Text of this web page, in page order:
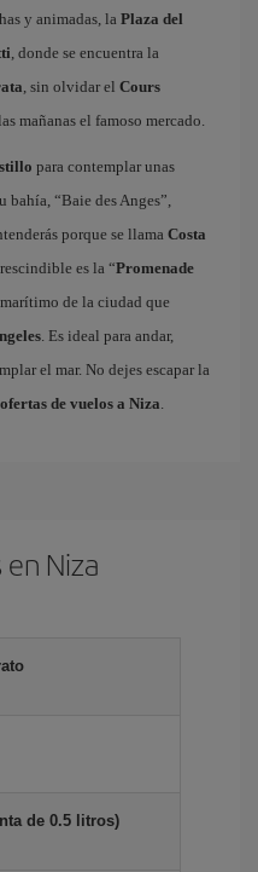
y animadas, la Plaza del
, donde se encuentra la
, sin olvidar el Cours
mañanas el famoso mercado.
para contemplar unas
bahía, “Baie des Anges”,
porque se llamaCosta
es la “Promenade
de la ciudad que
. Es ideal para andar,
el mar. No dejes escapar la
ofertas de vuelos a Niza.
Niza
de 0.5 litros)